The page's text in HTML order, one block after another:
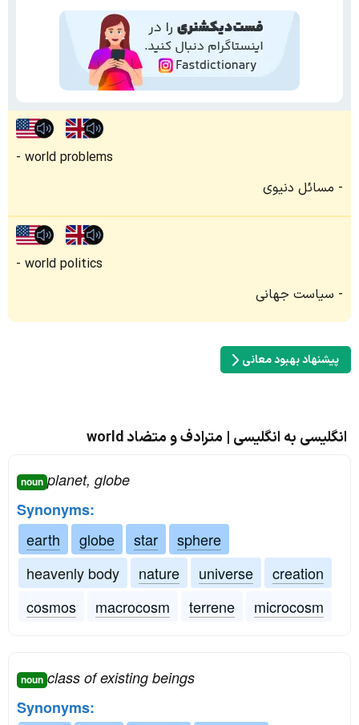
world problems
مسائل دنیوی
world politics
سیاست جهانی
پیشنهاد بهبود معانی
انگلیسی به انگلیسی | مترادف و متضاد world
noun planet, globe
Synonyms:
earth
globe star
sphere
heavenly body
nature universe
creation
cosmos
macrocosm terrene microcosm
noun class of existing beings
Synonyms: